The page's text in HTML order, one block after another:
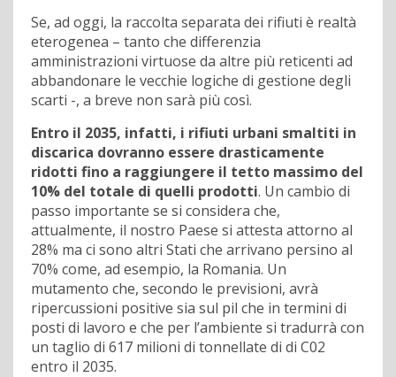
Se, ad oggi, la raccolta separata dei rifiuti è realtà
eterogenea – tanto che differenzia
amministrazioni virtuose da altre più reticenti ad
abbandonare le vecchie logiche di gestione degli
scarti -, a breve non sarà più così.
Entro il 2035, infatti, i rifiuti urbani smaltiti in
discarica dovranno essere drasticamente
ridotti fino a raggiungere il tetto massimo del
10% del totale di quelli prodotti. Un cambio di
passo importante se si considera che,
attualmente, il nostro Paese si attesta attorno al
28% ma ci sono altri Stati che arrivano persino al
70% come, ad esempio, la Romania. Un
mutamento che, secondo le previsioni, avrà
ripercussioni positive sia sul pil che in termini di
posti di lavoro e che per l’ambiente si tradurrà con
un taglio di 617 milioni di tonnellate di di C02
entro il 2035.